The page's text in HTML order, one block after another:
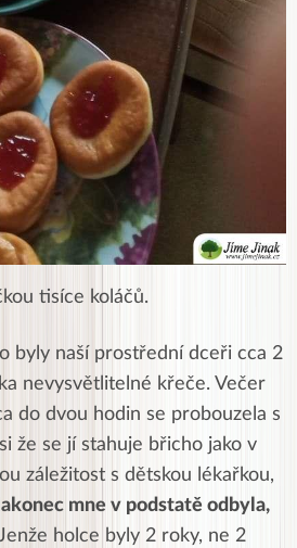
tisíce koláčů.
byly naší prostřední dceři cca 2
nevysvětlitelné křeče. Večer
do dvou hodin se probouzela s
že se jí stahuje břicho jako v
záležitost s dětskou lékařkou,
mne v podstatě odbyla,
holce byly 2 roky, ne 2